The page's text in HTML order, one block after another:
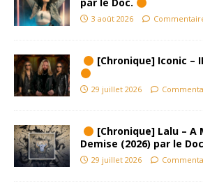
3 août 2026
[Chronique] Iconic –
29 juillet 2026
[Chronique] Lalu – A
Demise (2026) par le
29 juillet 2026